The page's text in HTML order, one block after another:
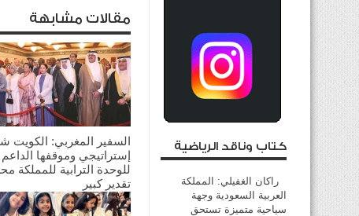
مقالات مشابهة
السفير المغربي: الكويت
إستراتيجي وموقفها الداعم
للوحدة الترابية للمملكة
تقدير كبير
2026/08/03
كتاب وناقد الرياضية
راكان الغفيلي: المملكة
العربية السعودية وجهة
سياحية متميزة تستحق